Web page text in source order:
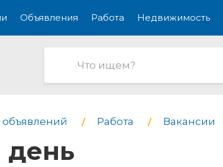
Объявления Работа Недвижимость
Работа Вакансии